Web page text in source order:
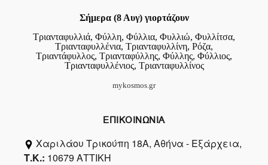
Σήμερα (8 Αυγ) γιορτάζουν
Τριανταφυλλιά, Φύλλη, Φύλλια, Φυλλιώ, Φυλλίτσα,
Τριανταφυλλένια, Τριανταφυλλίνη, Ρόζα,
Τριαντάφυλλος, Τριανταφύλλης, Φύλλης, Φύλλιος,
Τριανταφυλλένιος, Τριανταφυλλίνος
mykosmos.gr
ΕΠΙΚΟΙΝΩΝΙΑ
Χαριλάου Τρικούπη 18Α, Αθήνα - Εξάρχεια,
Τ.Κ.: 10679 ΑΤΤΙΚΗ